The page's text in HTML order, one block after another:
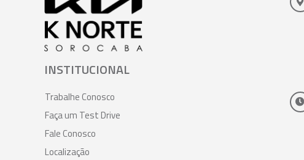
INSTITUCIONAL
Trabalhe Conosco
Faça um Test Drive
Fale Conosco
Localização